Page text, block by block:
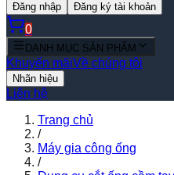
Đăng nhập
Đăng ký tài khoản
0
DANH MỤC SẢN PHẨM
Khuyến mãiVề chúng tôi
Nhãn hiệu
Liên hệ
Trang chủ
/
Máy gia công ống
/